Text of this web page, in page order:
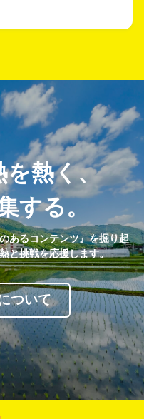
を熱く、
する。
あるコンテンツ』を掘り起
と挑戦を応援します。
ついて